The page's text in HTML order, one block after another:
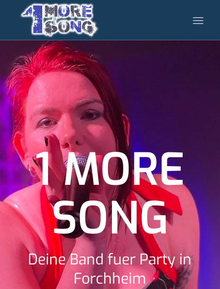
1 MORE
SONG
Deine Band fuer Party in
Forchheim